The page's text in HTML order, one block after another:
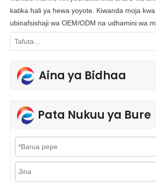
katika hali ya hewa yoyote. Kiwanda moja
ubinafsishaji wa OEM/ODM na udhamini wa
Aina ya Bidhaa
Pata Nukuu ya Bure